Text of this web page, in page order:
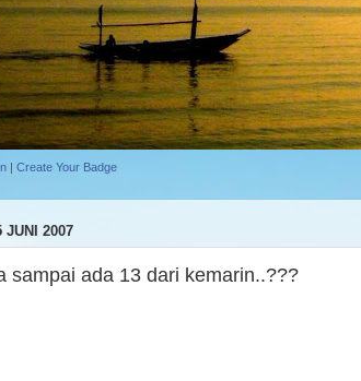
| Create Your Badge
JUNI 2007
sampai ada 13 dari kemarin..???